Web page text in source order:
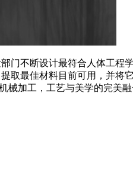
门不断设计最符合人体工
取最佳材料目前可用，并将
械加工，工艺与美学的完美融